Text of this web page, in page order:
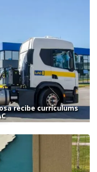
recibe currículums